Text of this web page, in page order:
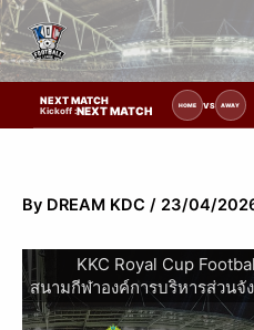
Skip
to
content
NEXT MATCH
Kickoff :NEXT MATCH HOME VS AWAY
ยการแข่งขัน | รอระบุวันแข่งขัน | รอข้อมูลทีมแข่งขัน
By DREAM KDC / 23/04/
KKC Royal Cup